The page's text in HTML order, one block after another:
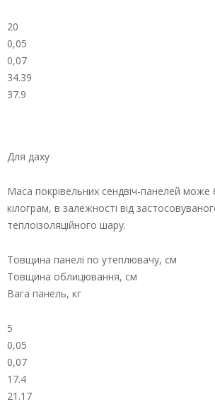
20
0,05
0,07
34.39
37.9
Для даху
Маса покрівельних сендвіч-панелей може
кілограм, в залежності від
теплоізоляційного шару.
Товщина панелі по утеплювачу, см
Товщина облицювання, см
Вага панель, кг
5
0,05
0,07
17.4
21.17